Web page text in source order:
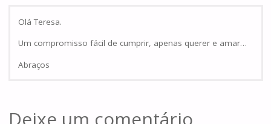
Olá Teresa.
Um compromisso fácil de cumprir, apenas querer e amar…
Abraços
Deixe um comentário